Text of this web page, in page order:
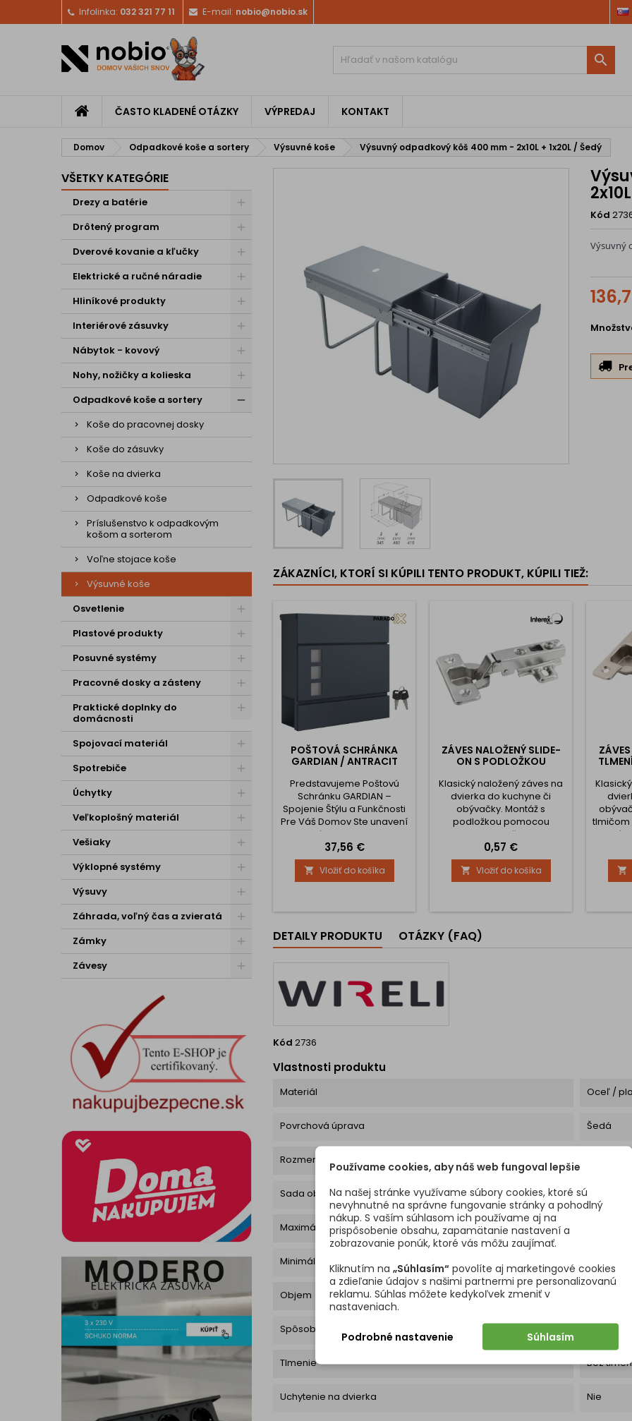
Infolinka: 032 321 77 11 E-mail: nobio@nobio.sk

ČASTO KLADENÉ OTÁZKY VÝPREDAJ KONTAKT
Domov Odpadkové koše a sortery Výsuvné koše Výsuvný odpadkový kôš 400 mm - 2x10L + 1x20L / Šedý
VŠETKY KATEGÓRIE
Drezy a batérie
Drôtený program
Dverové kovanie a kľučky
Elektrické a ručné náradie
Hliníkové produkty
Interiérové zásuvky
Nábytok - kovový
Nohy, nožičky a kolieska
Odpadkové koše a sortery
Koše do pracovnej dosky
Koše do zásuvky
Koše na dvierka
Odpadkové koše
Príslušenstvo k odpadkovým
košom a sorterom
Voľne stojace koše
Výsuvné koše
Osvetlenie
Plastové produkty
Posuvné systémy
Pracovné dosky a zásteny
Praktické doplnky do
domácnosti
Spojovací materiál
Spotrebiče
Úchytky
Veľkoplošný materiál
Vešiaky
Výklopné systémy
Výsuvy
Záhrada, voľný čas a zvieratá
Zámky
Závesy
Kód
Výsuvný
ZÁKAZNÍCI, KTORÍ SI KÚPILI TENTO PRODUKT, KÚPILI TIEŽ:
POŠTOVÁ SCHRÁNKA
GARDIAN / ANTRACIT
Predstavujeme Poštovú
Schránku GARDIAN –
Spojenie Štýlu a Funkčnosti
Pre Váš Domov Ste unavení
z neustáleho prekvapenia
po otvorení poškodenej
alebo mokrej pošty? Už viac
nemusíte. S poštovou
schránkou ALANOS získate
vášmu domovu, ale aj
poštu. GARDIAN je navrhnutá
tak, aby odolávala
Cena
37,56 €
 Vložiť do košíka
ZÁVES NALOŽENÝ SLIDE-
ON S PODLOŽKOU
Klasický naložený záves na
dvierka do kuchyne či
obývačky. Montáž s
podložkou pomocou
skrutky. Položka pre
upevnenie závesu k skrinke
je súčasťou produktu a je
možné si vybrať podložku
na samorezné skrutky
montovanými
Cena
0,57 €
 Vložiť do košíka
tlmičom
tiché
je

DETAILY PRODUKTU OTÁZKY (FAQ)
Kód 2736
Vlastnosti produktu
Materiál Oceľ /
Povrchová úprava Šedá
Rozmer produktu / Š x H x V / 345 x
Sada obsahuje 3x
Maximálne zaťaženie
Minimálna šírka skrinky 400 mm
Objem 2 x 10 + 1
Spôsob montáže Na dno
Tlmenie Bez
Uchytenie na dvierka Nie
Používame cookies, aby náš web fungoval lepšie
Na našej stránke využívame súbory cookies, ktoré sú
nevyhnutné na správne fungovanie stránky a pohodlný
nákup. S vaším súhlasom ich používame aj na
prispôsobenie obsahu, zapamätanie nastavení a
zobrazovanie ponúk, ktoré vás môžu zaujímať.
Kliknutím na „Súhlasím“ povolíte aj marketingové cookies
a zdieľanie údajov s našimi partnermi pre personalizovanú
reklamu. Súhlas môžete kedykoľvek zmeniť v
nastaveniach.
Podrobné nastavenie Súhlasím